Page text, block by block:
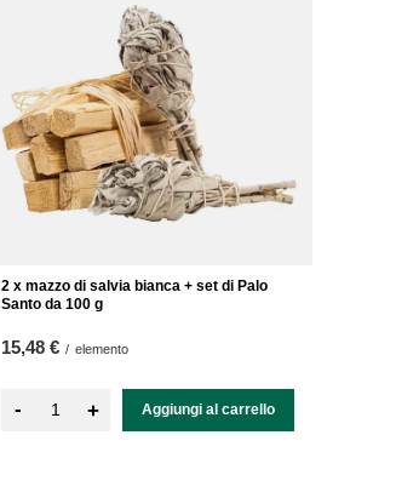
2 x mazzo di salvia bianca + set di Palo
Santo da 100 g
15,48 € / elemento
- + Aggiungi al carrello